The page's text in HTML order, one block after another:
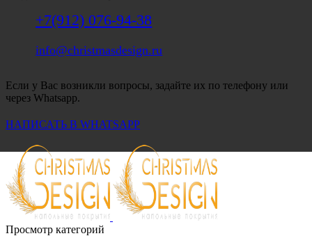
+7(912) 076-94-38
info@christmasdesign.ru
Если у Вас возникли вопросы, задайте их по телефону или
через Whatsapp.
НАПИСАТЬ В WHATSAPP
Просмотр категорий